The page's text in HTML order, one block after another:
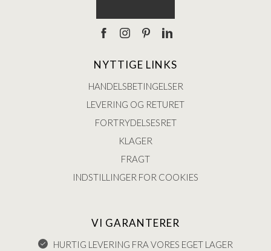
NYTTIGE LINKS
HANDELSBETINGELSER
LEVERING OG RETURET
FORTRYDELSESRET
KLAGER
FRAGT
INDSTILLINGER FOR COOKIES
VI GARANTERER
HURTIG LEVERING FRA VORES EGET LAGER